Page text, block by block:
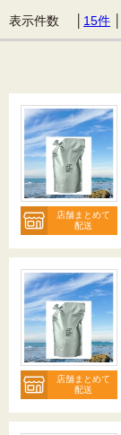
表示件数 │ 15件
店舗まとめて
配送
店舗まとめて
配送